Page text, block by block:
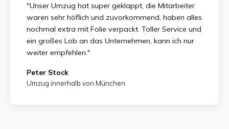
"Unser Umzug hat super geklappt, die Mitarbeiter
waren sehr höflich und zuvorkommend, haben alles
nochmal extra mit Folie verpackt. Toller Service und
ein großes Lob an das Unternehmen, kann ich nur
weiter empfehlen."
Peter Stock
Umzug innerhalb von München